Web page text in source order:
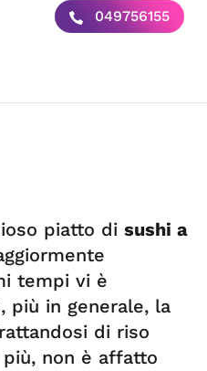
049756155
piatto di sushi a
tempi vi è
più in generale, la
di riso
non è affatto